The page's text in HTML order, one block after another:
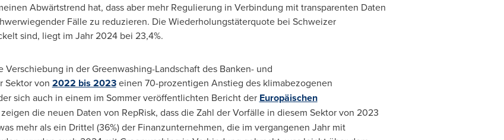
Abwärtstrend hat, dass aber mehr Regulierung in Verbindung mit transparenten Daten
Fälle zu reduzieren. Die Wiederholungstäterquote bei Schweizer
sind, liegt im Jahr 2024 bei 23,4%.
in der Greenwashing-Landschaft des Banken- und
Sektor von 2022 bis 2023einen 70-prozentigen Anstieg des klimabezogenen
sich auch in einem im Sommer veröffentlichten Bericht der Europäischen
die neuen Daten von RepRisk, dass die Zahl der Vorfälle in diesem Sektor von 2023
mehr als ein Drittel (36%) der Finanzunternehmen, die im vergangenen Jahr mit